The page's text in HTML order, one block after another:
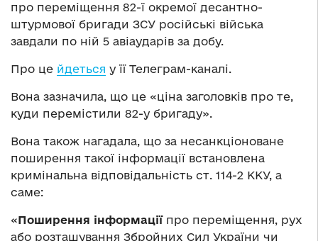
про переміщення 82-ї окремої десантно-
штурмової бригади ЗСУ російські війська
завдали по ній 5 авіаударів за добу.
Про це йдеться у її Телеграм-каналі.
Вона зазначила, що це «ціна заголовків про те,
куди перемістили 82-у бригаду».
Вона також нагадала, що за несанкціоноване
поширення такої інформації встановлена
кримінальна відповідальність ст. 114-2 ККУ, а
саме:
«Поширення інформаціїпро переміщення, рух
або розташування Збройних Сил України чи